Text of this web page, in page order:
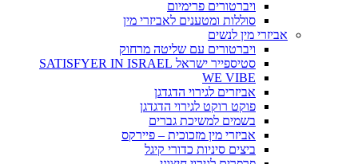
ויברטורים פרימיום
סוללות ומטענים לאביזרי מין
אביזרי מין לנשים
ויברטורים עם שליטה מרחוק
סטיספייר ישראל SATISFYER IN ISRAEL
WE VIBE
אביזרים לגירוי הדגדגן
פוקט רוקט לגירוי הדגדגן
בשמים למשיכת גברים
אביזרי מין מזכוכית – פיירקס
ביצים סיניות כדורי קיגל